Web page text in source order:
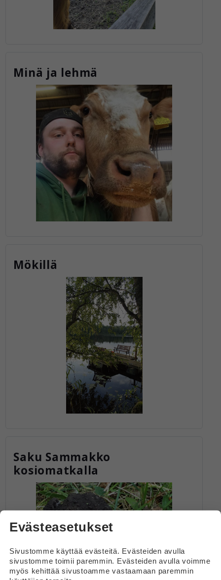
Minä ja lehmä
Mökillä
Saku Sammakko
kosiomatkalla
Evästeasetukset
Sivustomme käyttää evästeitä. Evästeiden avulla
sivustomme toimii paremmin. Evästeiden avulla voimme
myös kehittää sivustoamme vastaamaan paremmin